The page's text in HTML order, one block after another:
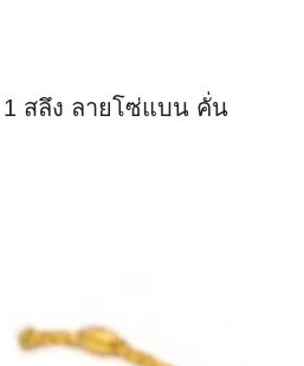
สลึง ลายโซ่แบน คั่น